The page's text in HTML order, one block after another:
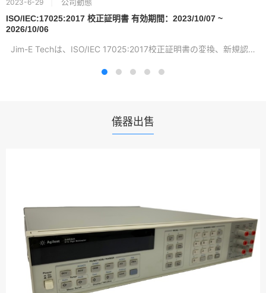
2023-6-29
ISO/IEC:17025:2017 校正証明書 有効期間：2023/10/07 ~
2026/10/06
Jim-E Techは、ISO/IEC 17025:2017校正証明書の変換、新規認証...
儀器出售